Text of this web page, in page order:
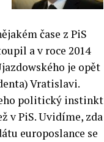
čase z PiS
a v roce 2014
je opět
Vratislavi.
politický instinkt
v PiS. Uvidíme, zda
europoslance se